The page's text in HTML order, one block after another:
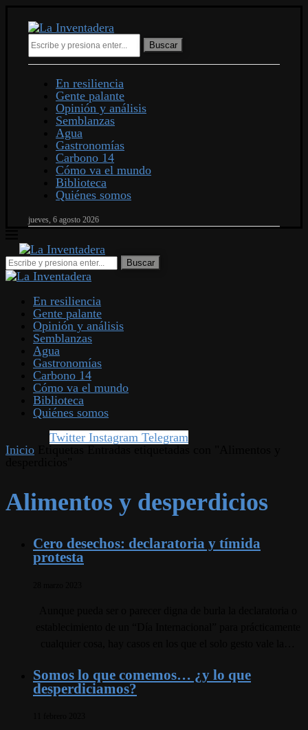
Buscar
En resiliencia
Gente palante
Opinión y análisis
Semblanzas
Agua
Gastronomías
Carbono 14
Cómo va el mundo
Biblioteca
Quiénes somos
jueves, 6 agosto 2026
En resiliencia
Gente palante
Opinión y análisis
Semblanzas
Agua
Gastronomías
Carbono 14
Cómo va el mundo
Biblioteca
Quiénes somos
Twitter Instagram Telegram
Inicio
Alimentos y desperdicios
Cero desechos: declaratoria y tímida
protesta
Somos lo que comemos… ¿y lo que
desperdiciamos?